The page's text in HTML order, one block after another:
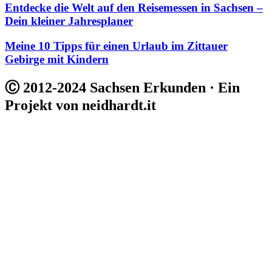
Entdecke die Welt auf den Reisemessen in Sachsen –
Dein kleiner Jahresplaner
Meine 10 Tipps für einen Urlaub im Zittauer
Gebirge mit Kindern
Ⓒ 2012-2024 Sachsen Erkunden · Ein
Projekt von neidhardt.it